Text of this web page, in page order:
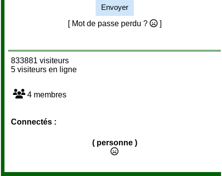
Envoyer
[ Mot de passe perdu ?
]
833881 visiteurs
5 visiteurs en ligne
4 membres
Connectés :
( personne )